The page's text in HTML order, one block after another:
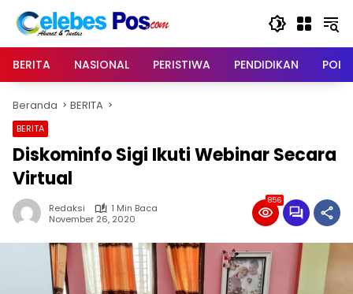
Langsung
konten
BERITA
NASIONAL PERISTIWA PENDIDIKAN
Beranda BERITA
BERITA
Diskominfo Sigi Ikuti Webinar Secara
Virtual
Redaksi
1 Min Baca
November 26, 2020
856